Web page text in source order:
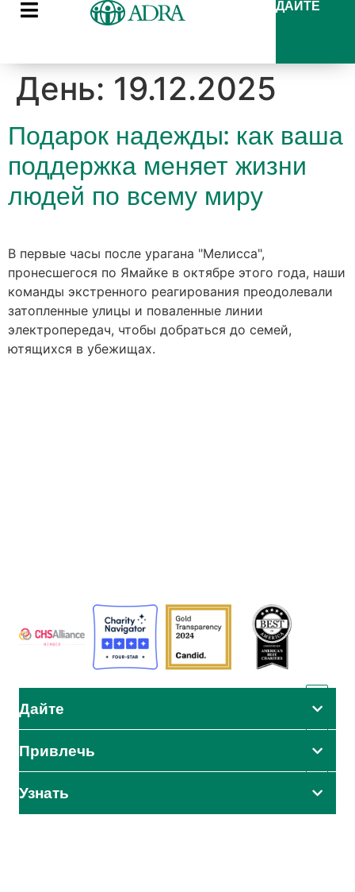
ДАЙТЕ
День: 19.12.2025
Подарок надежды: как ваша
поддержка меняет жизни
людей по всему миру
В первые часы после урагана "Мелисса",
пронесшегося по Ямайке в октябре этого года, наши
команды экстренного реагирования преодолевали
затопленные улицы и поваленные линии
электропередач, чтобы добраться до семей,
ютящихся в убежищах.
Дайте
Привлечь
Узнать